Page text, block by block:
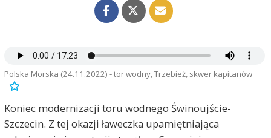
Polska Morska (24.11.2022) - tor wodny, Trzebież, skwer kapitanów
Koniec modernizacji toru wodnego Świnoujście-
Szczecin. Z tej okazji ławeczka upamiętniająca